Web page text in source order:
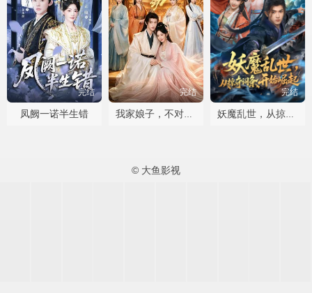
完结
凤阙一诺半生错
完结
我家娘子，不对劲第四季
完结
妖魔乱世，从掠夺词条开始崛起
© 大鱼影视